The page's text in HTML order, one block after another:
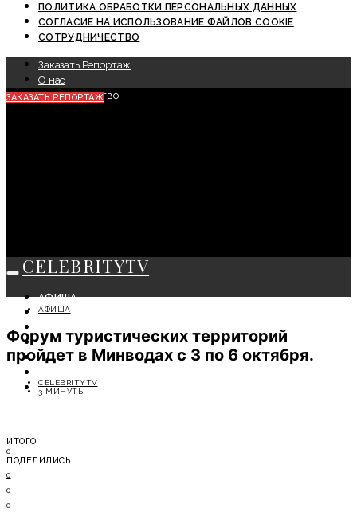
ПОЛИТИКА ОБРАБОТКИ ПЕРСОНАЛЬНЫХ ДАННЫХ
СОГЛАСИЕ НА ИСПОЛЬЗОВАНИЕ ФАЙЛОВ COOKIE
СОТРУДНИЧЕСТВО
Заказать Репортаж
О нас
Сотрудничество
ЗАКАЗАТЬ РЕПОРТАЖ
CELEBRITYTV
АФИША
СОБЫТИЯ
МОДА
ЛИЧНОСТЬ
СОВЕТЫ ЭКСПЕРТОВ
АФИША
Форум туристических территорий
пройдет в Минводах с 3 по 6 октября.
CELEBRITYTV
3 МИНУТЫ
ИТОГО
0
ПОДЕЛИЛИСЬ
0
0
0